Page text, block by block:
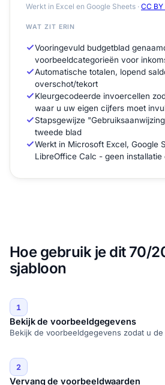
Werkt in Excel en Google Sheets · CC
WAT ZIT ERIN
Vooringevuld budgetblad
voorbeeldcategorieën voor
Automatische totalen, lopend
overschot/tekort
Kleurgecodeerde invoercellen
waar u uw eigen cijfers moet
Stapsgewijze
tweede blad
Werkt in Microsoft Excel, Google
LibreOffice Calc - geen installatie
Hoe gebruik je dit 70/
sjabloon
1
Bekijk de voorbeeldgegevens
Bekijk de voorbeeldgegevens zodat u
2
Vervang de voorbeeldwaarden